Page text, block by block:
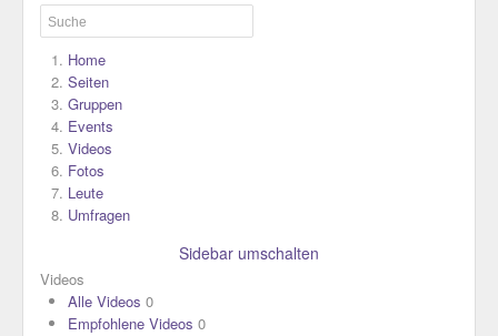
Home
Seiten
Gruppen
Events
Videos
Fotos
Leute
Umfragen
Sidebar umschalten
Videos
Alle Videos 0
Empfohlene Videos 0